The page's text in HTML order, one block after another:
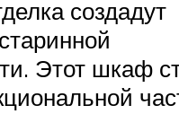
создадут
Этот шкаф